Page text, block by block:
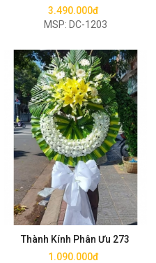
3.490.000đ
MSP: DC-1203
Thành Kính Phân Ưu 273
1.090.000đ
Mua ngay